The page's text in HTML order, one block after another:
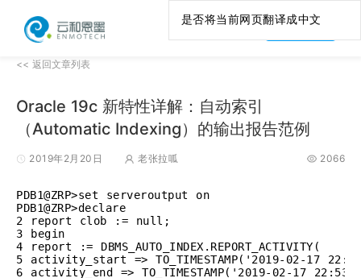
产品咨询
<< 返回文章列表
Oracle 19c 新特性详解：自动索引
（Automatic Indexing）的输出报告范例
2019年2月20日 老张拉呱 2066
PDB1@ZRP>set serveroutput on
PDB1@ZRP>declare
2 report clob := null;
3 begin
4 report := DBMS_AUTO_INDEX.REPORT_ACTIVITY(
5 activity_start => TO_TIMESTAMP('2019-02-17
6 activity_end => TO_TIMESTAMP('2019-02-17
是否将当前网页翻译成中文